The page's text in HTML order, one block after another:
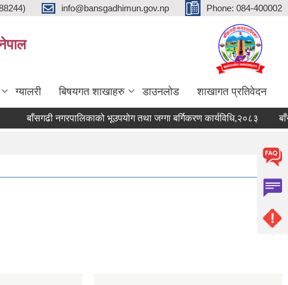
info@bansgadhimun.gov.np Phone: 084-400002
ग्यालरी बिषयगत शाखाहरु डाउनलोड शाखागत प्रतिवेदन
बाँसगढी नगरपालिकाको भूउपयोग तथा जग्गा बर्गिकरण कार्यविधि,२०८३